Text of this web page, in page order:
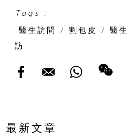
Tags :
醫生訪問
/ 割包皮 / 醫生
訪
最新文章